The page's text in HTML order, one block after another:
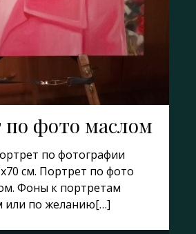
по фото маслом
по фотографии
см. Портрет по фото
Фоны к портретам
или по желанию[…]